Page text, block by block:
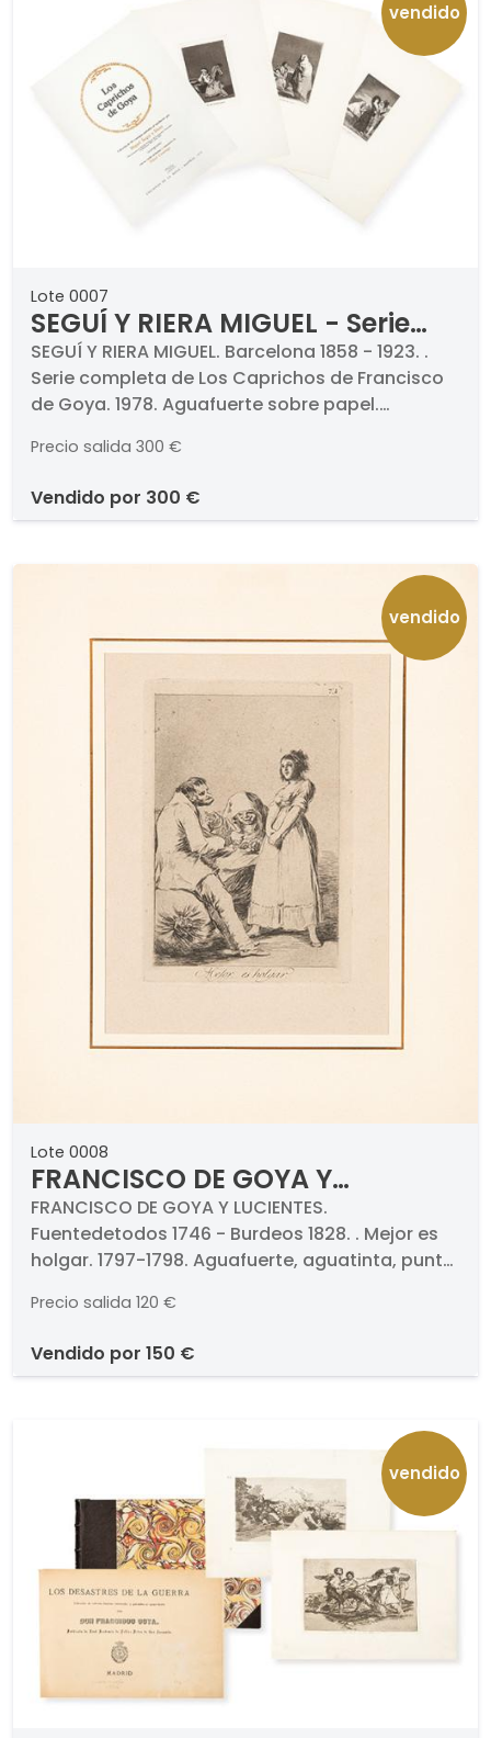
vendido
Lote 0007
SEGUÍ Y RIERA MIGUEL - Serie
completa de Los Caprichos de
Francisco de Goya
SEGUÍ Y RIERA MIGUEL. Barcelona 1858 - 1923. .
Serie completa de Los Caprichos de Francisco
de Goya. 1978. Aguafuerte sobre papel.
Medidas 198 x 150 mm cada uno. Numerada
220/250. . Edición conmemorativa del 150º
Aniversario de la muerte de D. Francisco de
tres volúmenes.. Con estudio preliminar y
Precio salida 300 €
vendido por 300 €
vendido
Lote 0008
FRANCISCO DE GOYA Y
LUCIENTES - Mejor es holgar.
1797-1798
FRANCISCO DE GOYA Y LUCIENTES.
Fuentedetodos 1746 - Burdeos 1828. . Mejor es
holgar. 1797-1798. Aguafuerte, aguatinta, punta
(73.). Medidas 201 x 105 mm plancha. Edición
incierta de la serie Los Caprichos.
Precio salida 120 €
vendido por 150 €
vendido